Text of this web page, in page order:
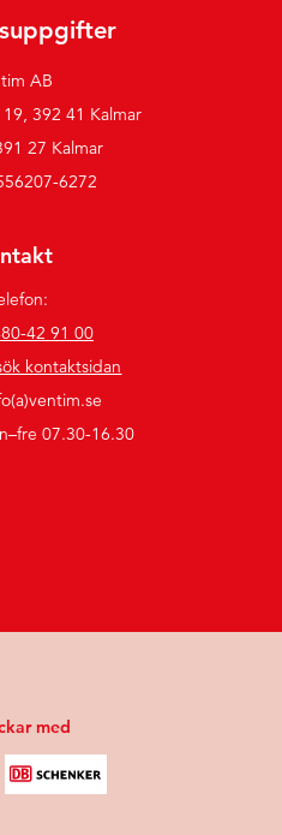
AB
392 41 Kalmar
27 Kalmar
6272
42 91 00
kontaktsidan
07.30-16.30
med